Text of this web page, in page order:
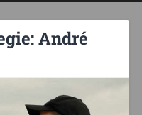
André